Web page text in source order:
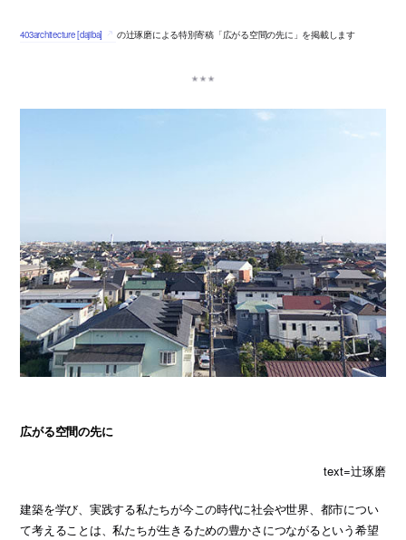
403architecture [dajiba] の辻琢磨による特別寄稿「広がる空間の先に」を掲載します
広がる空間の先に
text=辻琢磨
建築を学び、実践する私たちが今この時代に社会や世界、都市につい
て考えることは、私たちが生きるための豊かさにつながるという希望